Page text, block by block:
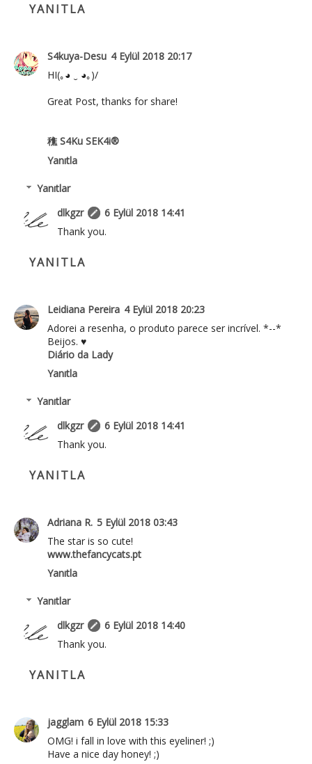
YANITLA
S4kuya-Desu 4 Eylül 2018 20:17
HI(｡◕ ‿ ◕｡)/
Great Post, thanks for share!
穛 S4Ku SEK4i®
Yanıtla
Yanıtlar
dlkgzr
6 Eylül 2018 14:41
Thank you.
YANITLA
Leidiana Pereira 4 Eylül 2018 20:23
Adorei a resenha, o produto parece ser incrível. *--*
Beijos. ♥
Diário da Lady
Yanıtla
Yanıtlar
dlkgzr
6 Eylül 2018 14:41
Thank you.
YANITLA
Adriana R. 5 Eylül 2018 03:43
The star is so cute!
www.thefancycats.pt
Yanıtla
Yanıtlar
dlkgzr
6 Eylül 2018 14:40
Thank you.
YANITLA
jagglam 6 Eylül 2018 15:33
OMG! i fall in love with this eyeliner! ;)
Have a nice day honey! ;)